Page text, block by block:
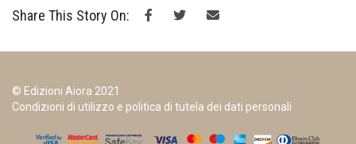
Share This Story On:
© Edizioni Aiora 2021
Condizioni di utilizzo e politica di tutela dei dati personali